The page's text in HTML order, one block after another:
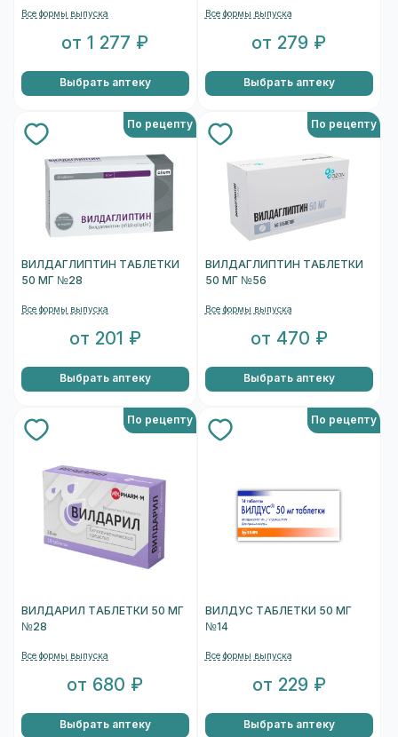
Все формы выпуска
от 1 277 ₽
Выбрать аптеку
Все формы выпуска
от 279 ₽
Выбрать аптеку
По рецепту
ВИЛДАГЛИПТИН ТАБЛЕТКИ
50 МГ №28
Все формы выпуска
от 201 ₽
Выбрать аптеку
По рецепту
ВИЛДАГЛИПТИН ТАБЛЕТКИ
50 МГ №56
Все формы выпуска
от 470 ₽
Выбрать аптеку
По рецепту
ВИЛДАРИЛ ТАБЛЕТКИ 50 МГ
№28
Все формы выпуска
от 680 ₽
Выбрать аптеку
По рецепту
ВИЛДУС ТАБЛЕТКИ 50 МГ
№14
Все формы выпуска
от 229 ₽
Выбрать аптеку